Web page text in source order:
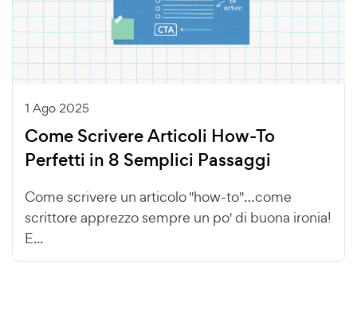
1 Ago 2025
Come Scrivere Articoli How-To
Perfetti in 8 Semplici Passaggi
Come scrivere un articolo "how-to"…come
scrittore apprezzo sempre un po' di buona ironia!
E...